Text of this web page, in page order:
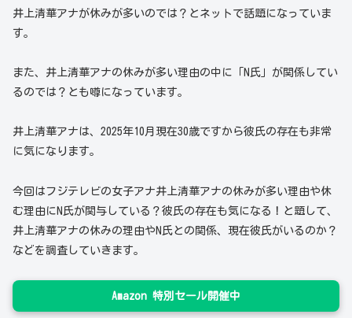
井上清華アナが休みが多いのでは？とネットで話題になっていま
す。
また、井上清華アナの休みが多い理由の中に「N氏」が関係してい
るのでは？とも噂になっています。
井上清華アナは、2025年10月現在30歳ですから彼氏の存在も非常
に気になります。
今回はフジテレビの女子アナ井上清華アナの休みが多い理由や休
む理由にN氏が関与している？彼氏の存在も気になる！と題して、
井上清華アナの休みの理由やN氏との関係、現在彼氏がいるのか？
などを調査していきます。
Amazon 特別セール開催中